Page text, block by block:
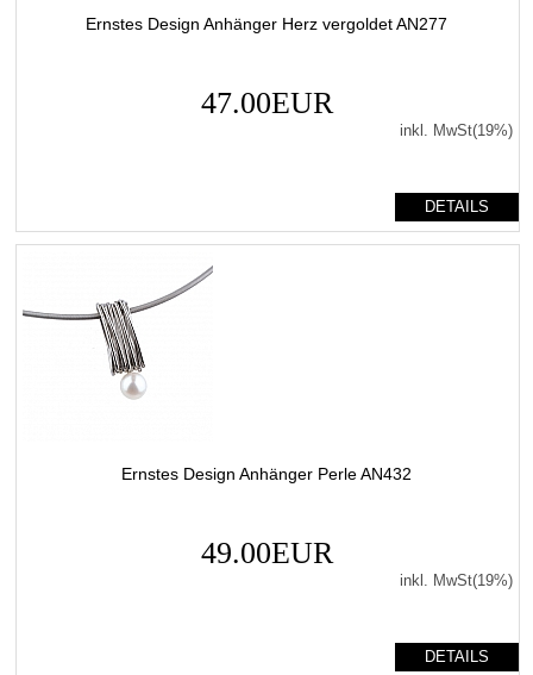
Ernstes Design Anhänger Herz vergoldet AN277
47.00EUR
inkl. MwSt(19%)
DETAILS
Ernstes Design Anhänger Perle AN432
49.00EUR
inkl. MwSt(19%)
DETAILS